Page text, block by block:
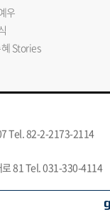
우
Stories
Tel. 82-2-2173-2114
로 81 Tel. 031-330-4114